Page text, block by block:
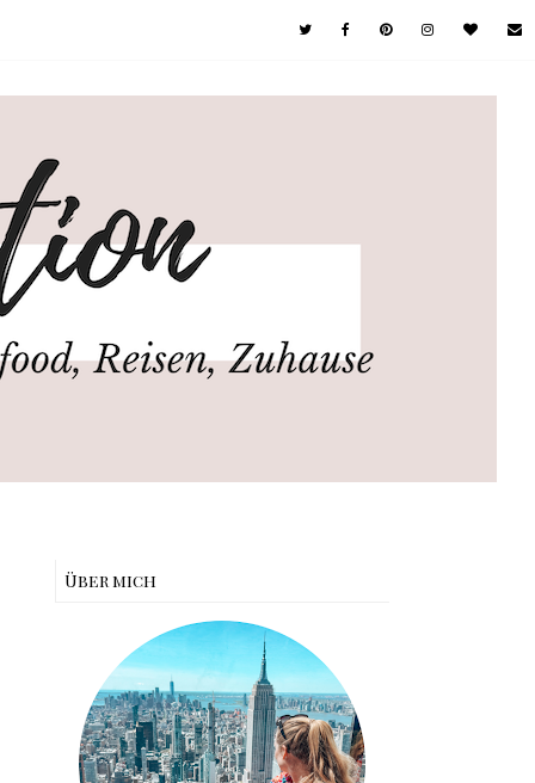
Über mich